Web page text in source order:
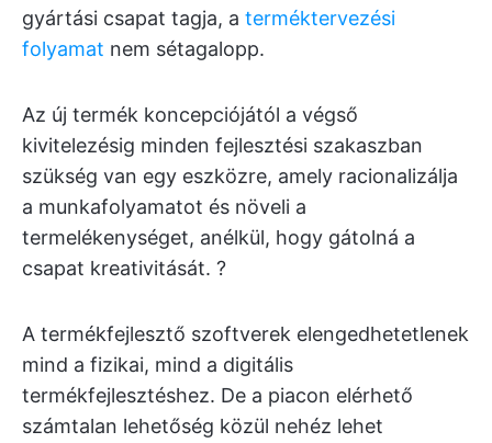
gyártási csapat tagja, a terméktervezési
folyamat nem sétagalopp.
Az új termék koncepciójától a végső
kivitelezésig minden fejlesztési szakaszban
szükség van egy eszközre, amely racionalizálja
a munkafolyamatot és növeli a
termelékenységet, anélkül, hogy gátolná a
csapat kreativitását. ?
A termékfejlesztő szoftverek elengedhetetlenek
mind a fizikai, mind a digitális
termékfejlesztéshez. De a piacon elérhető
számtalan lehetőség közül nehéz lehet